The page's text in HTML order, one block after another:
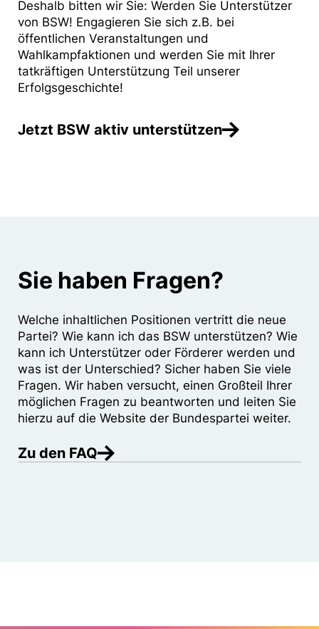
Deshalb bitten wir Sie: Werden Sie Unterstützer
von BSW! Engagieren Sie sich z.B. bei
öffentlichen Veranstaltungen und
Wahlkampfaktionen und werden Sie mit Ihrer
tatkräftigen Unterstützung Teil unserer
Erfolgsgeschichte!
Jetzt BSW aktiv unterstützen
Sie haben Fragen?
Welche inhaltlichen Positionen vertritt die neue
Partei? Wie kann ich das BSW unterstützen? Wie
kann ich Unterstützer oder Förderer werden und
was ist der Unterschied? Sicher haben Sie viele
Fragen. Wir haben versucht, einen Großteil Ihrer
möglichen Fragen zu beantworten und leiten Sie
hierzu auf die Website der Bundespartei weiter.
Zu den FAQ